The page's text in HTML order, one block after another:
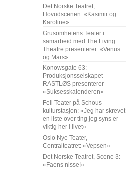
Det Norske Teatret,
Hovudscenen: «Kasimir og
Karoline»
Grusomhetens Teater i
samarbeid med The Living
Theatre presenterer: «Venus
og Mars»
Konowsgate 63:
Produksjonsselskapet
RASTLØS presenterer
«Suksesskalenderen»
Feil Teater på Schous
kulturstasjon: «Jeg har skrevet
en liste over ting jeg syns er
viktig her i livet»
Oslo Nye Teater,
Centralteatret: «Vepsen»
Det Norske Teatret, Scene 3:
«Faens nisse!»